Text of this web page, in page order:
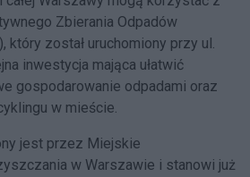
Zbierania Odpadów
który został uruchomiony przy ul.
inwestycja mająca ułatwić
gospodarowanie odpadami oraz
w mieście.
jest przez Miejskie
w Warszawie i stanowi już